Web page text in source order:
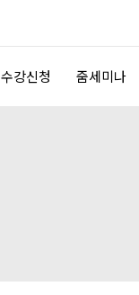
수강신청 줌세미나